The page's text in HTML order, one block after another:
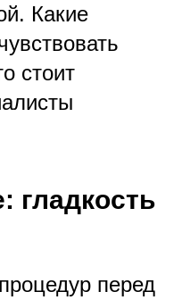
Какие
стоит
гладкость
перед